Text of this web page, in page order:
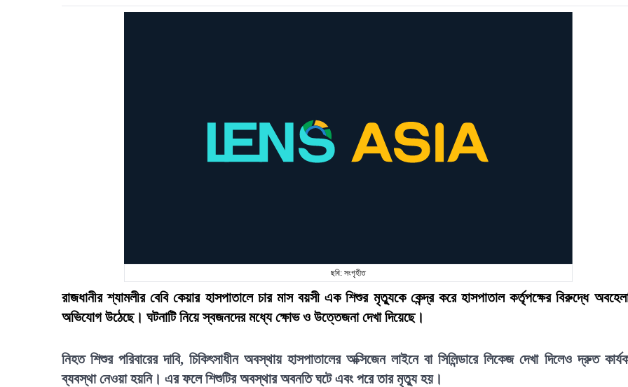
ছবি: সংগৃহীত
রাজধানীর শ্যামলীর বেবি কেয়ার হাসপাতালে চার মাস বয়সী এক শিশুর মৃত্যুকে কেন্দ্র করে হাসপাতাল কর্তৃপক্ষের বিরুদ্ধে
অভিযোগ উঠেছে। ঘটনাটি নিয়ে স্বজনদের মধ্যে ক্ষোভ ও উত্তেজনা দেখা দিয়েছে।
নিহত শিশুর পরিবারের দাবি, চিকিৎসাধীন অবস্থায় হাসপাতালের অক্সিজেন লাইনে বা সিলিন্ডারে লিকেজ দেখা দিলেও দ্রুত
ব্যবস্থা নেওয়া হয়নি। এর ফলে শিশুটির অবস্থার অবনতি ঘটে এবং পরে তার মৃত্যু হয়।